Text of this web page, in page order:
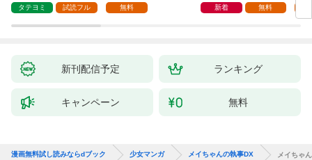
タテヨミ 試読フル 無料 新着 無料
新刊配信予定 ランキング
キャンペーン 無料
漫画無料試し読みならdブック 少女マンガ メイちゃんの執事DX メイちゃ